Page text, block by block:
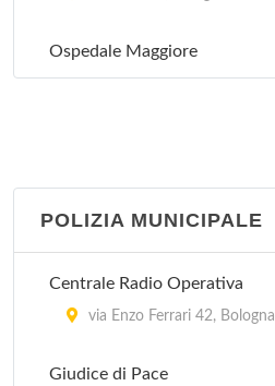
Ospedale Maggiore
POLIZIA MUNICIPALE
Centrale Radio Operativa
via Enzo Ferrari 42, Bologna
Giudice di Pace